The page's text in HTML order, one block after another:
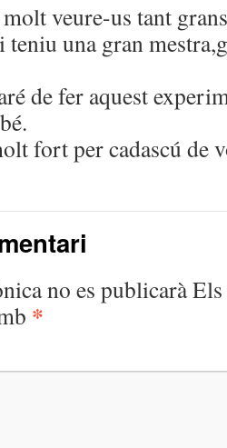
veure-us tant
teniu una gran
de fer aquest
fort per cadascú de
no es publicaràEls
*